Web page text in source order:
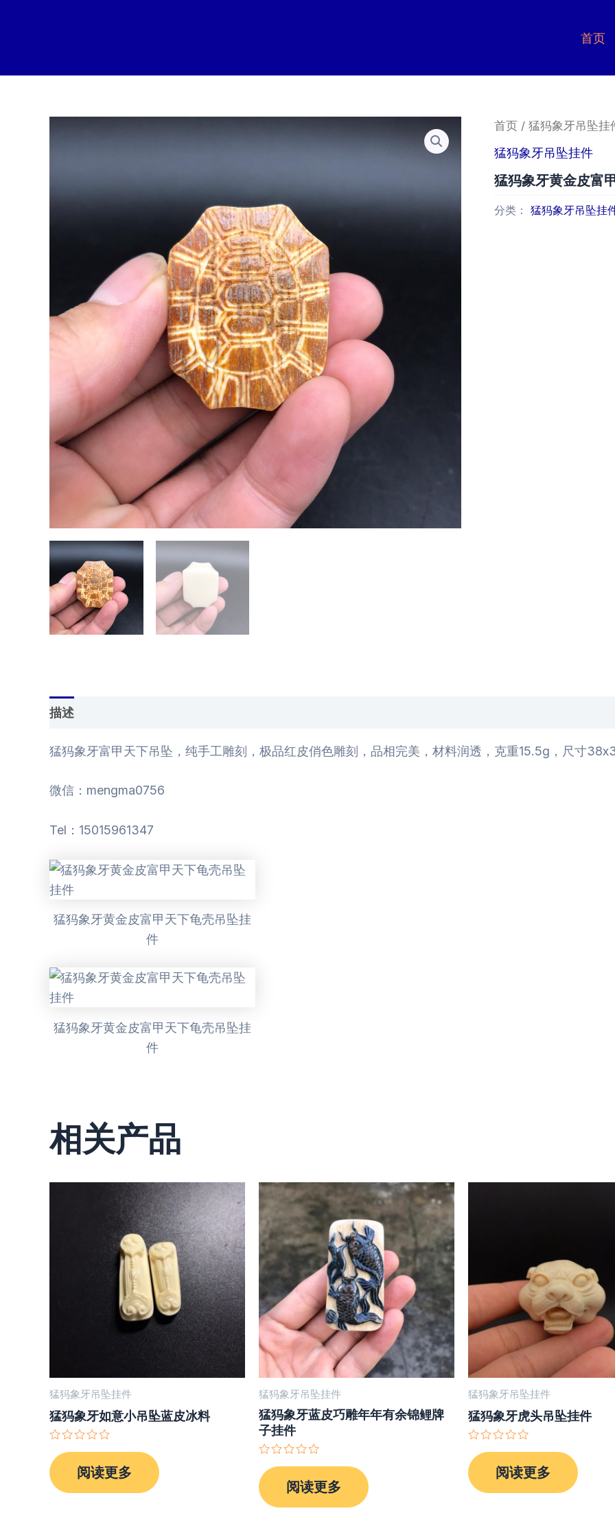
首页
首页 / 猛犸象牙吊坠挂
猛犸象牙吊坠挂件
猛犸象牙黄金皮富
分类： 猛犸象牙吊坠挂
描述
猛犸象牙富甲天下吊坠，纯手工雕刻，极品红皮俏色雕刻，品相完美，材料润透，克重15.5g，尺寸
微信：mengma0756
Tel：15015961347
猛犸象牙黄金皮富甲天下龟壳吊坠挂
件
猛犸象牙黄金皮富甲天下龟壳吊坠挂
件
相关产品
猛犸象牙吊坠挂件
猛犸象牙如意小吊坠蓝皮冰料
分
0
&sol;
阅读更多
猛犸象牙吊坠挂件
猛犸象牙蓝皮巧雕年年有余锦鲤牌
子挂件
分
0
&sol;
阅读更多
猛犸象牙吊坠挂件
猛犸象牙虎头吊坠挂件
分
0
&sol;
阅读更多